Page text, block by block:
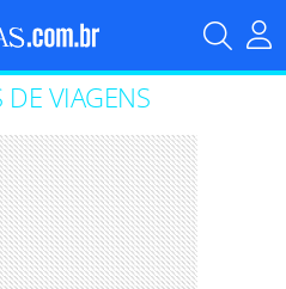
DE VIAGENS